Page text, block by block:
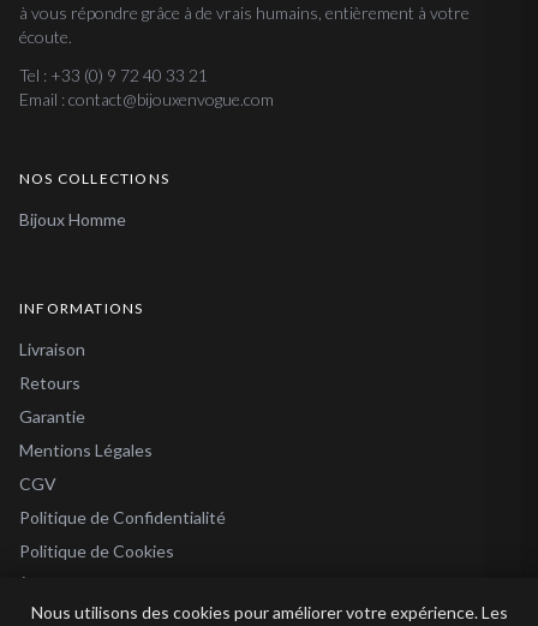
à vous répondre grâce à de vrais humains, entièrement à votre
écoute.
Tel : +33 (0) 9 72 40 33 21
Email : contact@bijouxenvogue.com
NOS COLLECTIONS
Bijoux Homme
INFORMATIONS
Livraison
Retours
Garantie
Mentions Légales
CGV
Politique de Confidentialité
Politique de Cookies
À Propos
Blog
Nous utilisons des cookies pour améliorer votre expérience. Les